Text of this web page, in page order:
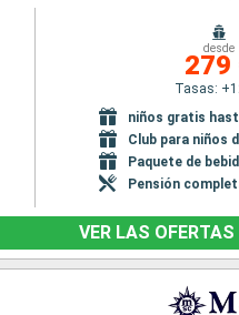
desde
279
Tasas:
niños gratis
Club para niños
Paquete de
Pensión
VER LAS OFERTAS